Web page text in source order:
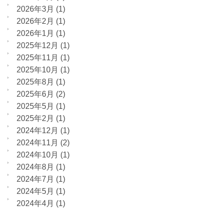
2026年3月 (1)
2026年2月 (1)
2026年1月 (1)
2025年12月 (1)
2025年11月 (1)
2025年10月 (1)
2025年8月 (1)
2025年6月 (2)
2025年5月 (1)
2025年2月 (1)
2024年12月 (1)
2024年11月 (2)
2024年10月 (1)
2024年8月 (1)
2024年7月 (1)
2024年5月 (1)
2024年4月 (1)